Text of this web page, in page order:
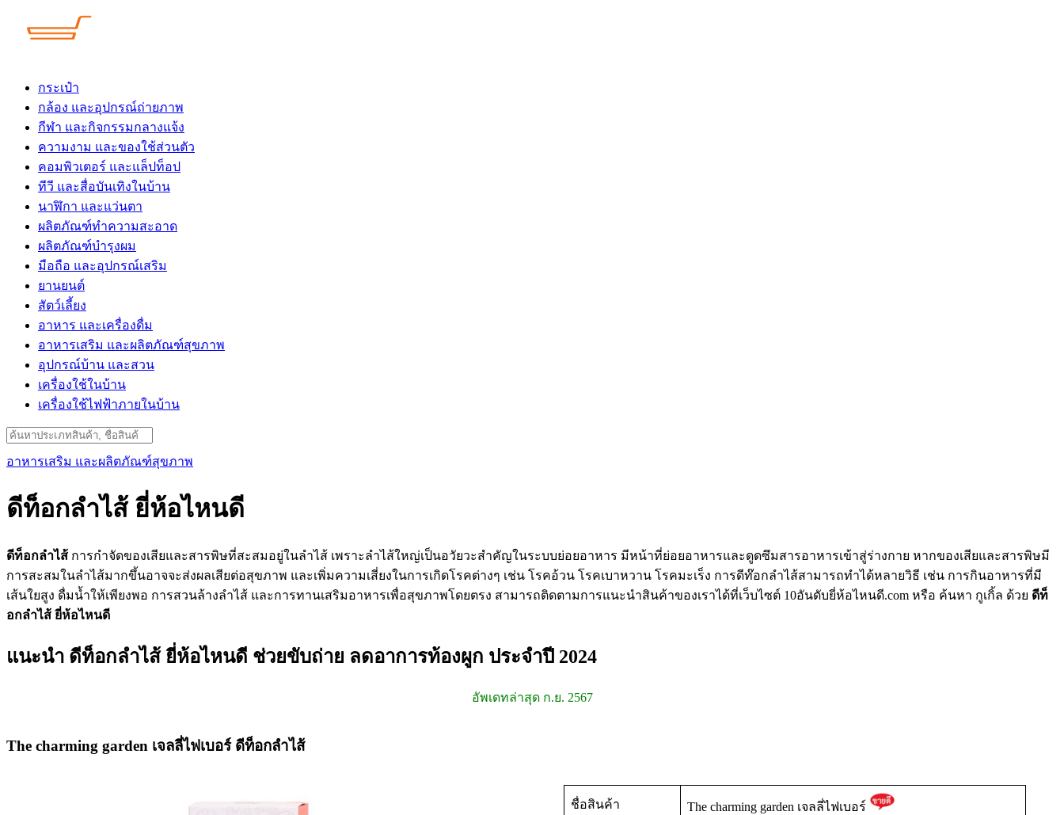
content
กระเป๋า
กล้อง และอุปกรณ์ถ่ายภาพ
กีฬา และกิจกรรมกลางแจ้ง
ความงาม และของใช้ส่วนตัว
คอมพิวเตอร์ และแล็ปท็อป
ทีวี และสื่อบันเทิงในบ้าน
นาฬิกา และแว่นตา
ผลิตภัณฑ์ทำความสะอาด
ผลิตภัณฑ์บำรุงผม
มือถือ และอุปกรณ์เสริม
ยานยนต์
สัตว์เลี้ยง
อาหาร และเครื่องดื่ม
อาหารเสริม และผลิตภัณฑ์สุขภาพ
อุปกรณ์บ้าน และสวน
เครื่องใช้ในบ้าน
เครื่องใช้ไฟฟ้าภายในบ้าน
Search
for:
อาหารเสริม และผลิตภัณฑ์สุขภาพ
ดีท็อกลําไส้ ยี่ห้อไหนดี
ดีท็อกลําไส้ การกำจัดของเสียและสารพิษที่สะสมอยู่ในลำไส้ เพราะลำไส้ใหญ่เป็นอวัยวะสำคัญในระบบย่อยอาหาร มีหน้าที่ย่อยอาหารและดูดซึมสารอาหารเข้าสู่ร่างกาย หากของเสียและสารพิษมี
การสะสมในลำไส้มากขึ้นอาจจะส่งผลเสียต่อสุขภาพ และเพิ่มความเสี่ยงในการเกิดโรคต่างๆ เช่น โรคอ้วน โรคเบาหวาน โรคมะเร็ง การดีท๊อกลำไส้สามารถทำได้หลายวิธี เช่น การกินอาหารที่มี
เส้นใยสูง ดื่มน้ำให้เพียงพอ การสวนล้างลำไส้ และการทานเสริมอาหารเพื่อสุขภาพโดยตรง สามารถติดตามการแนะนำสินค้าของเราได้ที่เว็บไซต์ 10อันดับยี่ห้อไหนดี.com หรือ ค้นหา กูเกิ้ล ด้วย ดีท็
อกลําไส้ ยี่ห้อไหนดี
แนะนำ ดีท็อกลําไส้ ยี่ห้อไหนดี ช่วยขับถ่าย ลดอาการท้องผูก ประจำปี 2024
อัพเดทล่าสุด ก.ย. 2567
The charming garden เจลลี่ไฟเบอร์ ดีท็อกลําไส้
ชื่อสินค้า The charming garden เจลลี่ไฟเบอร์